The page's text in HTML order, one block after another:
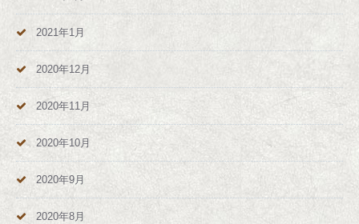
2021年1月
2020年12月
2020年11月
2020年10月
2020年9月
2020年8月